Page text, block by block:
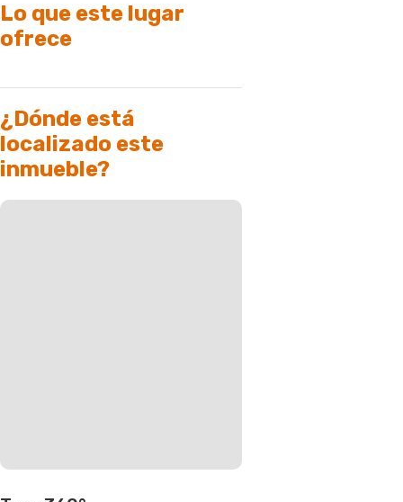
Lo que este lugar
ofrece
¿Dónde está
localizado este
inmueble?